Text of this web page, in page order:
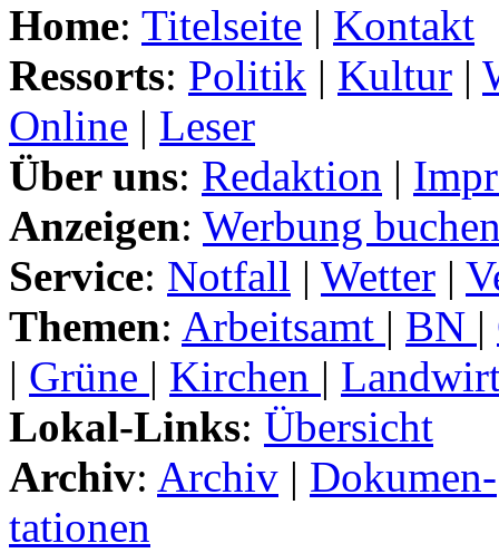
Home: Titelseite | Kontakt
Ressorts: Politik | Kultur |
Online | Leser
Über uns: Redaktion |
Anzeigen: Werbung
Service: Notfall | Wetter |
Themen: Arbeitsamt | BN |
| Grüne | Kirchen |
Lokal-Links: Übersicht
Archiv: Archiv | Dokumen-
tationen